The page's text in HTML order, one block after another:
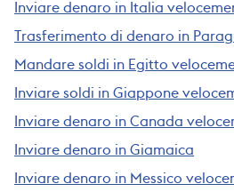
Inviare denaro in Italia
Trasferimento di denaro in
Mandare soldi in Egitto
Inviare soldi in Giappone
Inviare denaro in Canada
Inviare denaro in Giamaica
Inviare denaro in Messico